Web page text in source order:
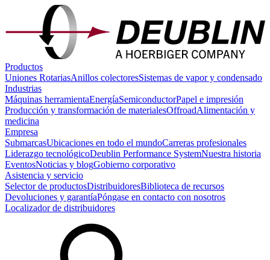
Productos
Uniones RotariasAnillos colectoresSistemas de vapor y condensado
Industrias
Máquinas herramientaEnergíaSemiconductorPapel e impresión
Producción y transformación de materialesOffroadAlimentación y
medicina
Empresa
SubmarcasUbicaciones en todo el mundoCarreras profesionales
Liderazgo tecnológicoDeublin Performance SystemNuestra historia
EventosNoticias y blogGobierno corporativo
Asistencia y servicio
Selector de productosDistribuidoresBiblioteca de recursos
Devoluciones y garantíaPóngase en contacto con nosotros
Localizador de distribuidores